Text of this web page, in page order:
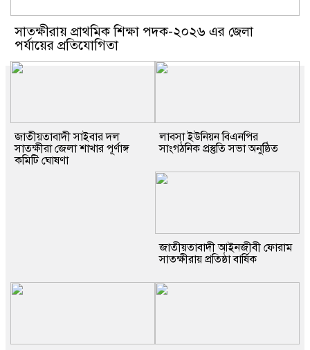
সাতক্ষীরায় প্রাথমিক শিক্ষা পদক-২০২৬ এর জেলা
পর্যায়ের প্রতিযোগিতা
জাতীয়তাবাদী সাইবার দল
সাতক্ষীরা জেলা শাখার পূর্ণাঙ্গ
কমিটি ঘোষণা
লাবসা ইউনিয়ন বিএনপির
সাংগঠনিক প্রস্তুতি সভা অনুষ্ঠিত
জাতীয়তাবাদী আইনজীবী ফোরাম
সাতক্ষীরায় প্রতিষ্ঠা বার্ষিক